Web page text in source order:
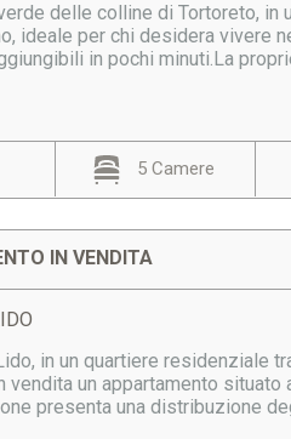
delle colline di Tortoreto, in
ideale per chi desidera vivere
in pochi minuti.La
5 Camere
IN VENDITA
in un quartiere residenziale
vendita un appartamento
presenta una distribuzione